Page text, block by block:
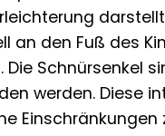
an den Fuß des
Schnürsenkel
werden. Diese
Einschränkungen